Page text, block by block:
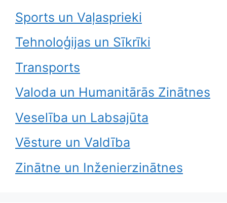
Sports un Vaļasprieki
Tehnoloģijas un Sīkrīki
Transports
Valoda un Humanitārās Zinātnes
Veselība un Labsajūta
Vēsture un Valdība
Zinātne un Inženierzinātnes